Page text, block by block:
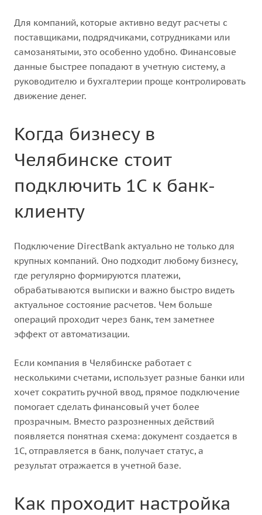
Для компаний, которые активно ведут расчеты с
поставщиками, подрядчиками, сотрудниками или
самозанятыми, это особенно удобно. Финансовые
данные быстрее попадают в учетную систему, а
руководителю и бухгалтерии проще контролировать
движение денег.
Когда бизнесу в
Челябинске стоит
подключить 1С к банк-
клиенту
Подключение DirectBank актуально не только для
крупных компаний. Оно подходит любому бизнесу,
где регулярно формируются платежи,
обрабатываются выписки и важно быстро видеть
актуальное состояние расчетов. Чем больше
операций проходит через банк, тем заметнее
эффект от автоматизации.
Если компания в Челябинске работает с
несколькими счетами, использует разные банки или
хочет сократить ручной ввод, прямое подключение
помогает сделать финансовый учет более
прозрачным. Вместо разрозненных действий
появляется понятная схема: документ создается в
1С, отправляется в банк, получает статус, а
результат отражается в учетной базе.
Как проходит настройка